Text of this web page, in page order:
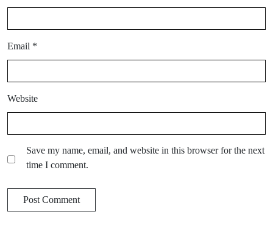
Email *
Website
Save my name, email, and website in this browser for the next
time I comment.